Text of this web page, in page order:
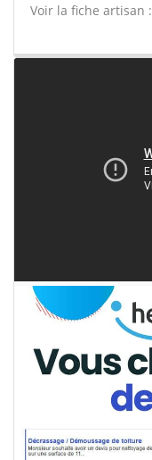
Voir la fiche artisan :